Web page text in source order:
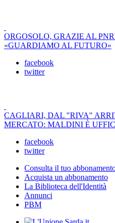
ORGOSOLO, GRAZIE AL
«GUARDIAMO AL FUTURO»
facebook
twitter
CAGLIARI, DAL "RIVA"
MERCATO: MALDINI È
facebook
twitter
Consulta il tuo
Acquista un abbonamento
La Biblioteca dell'Identità
Annunci
PBM